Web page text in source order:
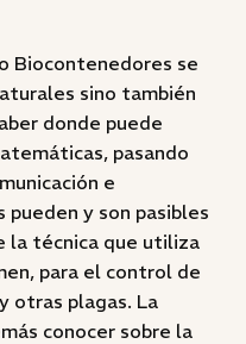
Biocontenedores se
sino también
donde puede
pasando
e
y son pasibles
la técnica que utiliza
para el control de
otras plagas. La
conocer sobre la